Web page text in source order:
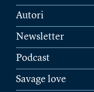
Autori
Newsletter
Podcast
Savage love